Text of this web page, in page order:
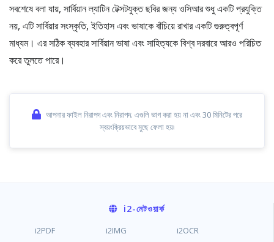
সবশেষে বলা যায়, সার্বিয়ান ল্যাটিন টেক্সটযুক্ত ছবির জন্য ওসিআর শুধু একটি প্রযুক্তি
নয়, এটি সার্বিয়ার সংস্কৃতি, ইতিহাস এবং ভাষাকে বাঁচিয়ে রাখার একটি গুরুত্বপূর্ণ
মাধ্যম। এর সঠিক ব্যবহার সার্বিয়ান ভাষা এবং সাহিত্যকে বিশ্ব দরবারে আরও পরিচিত
করে তুলতে পারে।
আপনার ফাইল নিরাপদ এবং নিরাপদ. এগুলি ভাগ করা হয় না এবং 30 মিনিটের পরে
স্বয়ংক্রিয়ভাবে মুছে ফেলা হয়৷
i2-নেটওয়ার্ক
i2PDF i2IMG i2OCR